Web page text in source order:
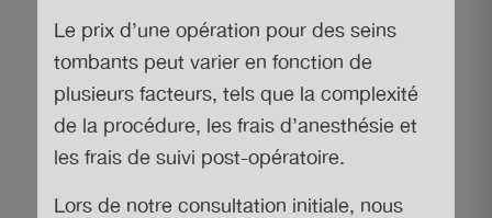
Le prix d’une opération pour des seins
tombants peut varier en fonction de
plusieurs facteurs, tels que la complexité
de la procédure, les frais d’anesthésie et
les frais de suivi post-opératoire.
Lors de notre consultation initiale, nous